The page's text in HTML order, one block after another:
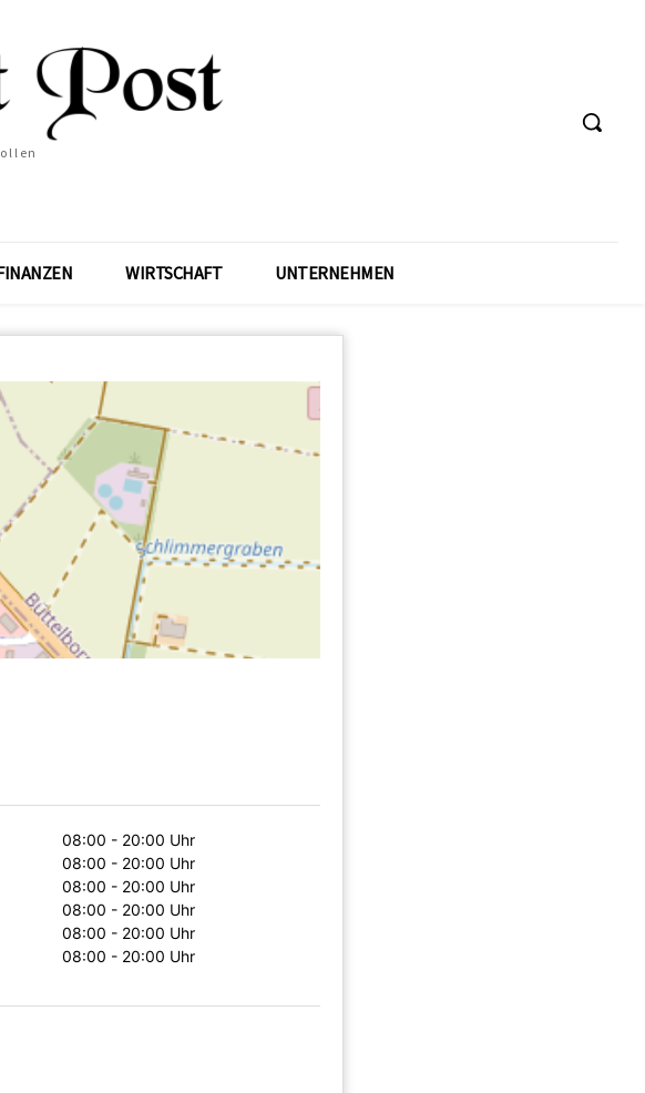
WIRTSCHAFT UNTERNEHMEN
08:00 - 20:00 Uhr
08:00 - 20:00 Uhr
08:00 - 20:00 Uhr
08:00 - 20:00 Uhr
08:00 - 20:00 Uhr
08:00 - 20:00 Uhr